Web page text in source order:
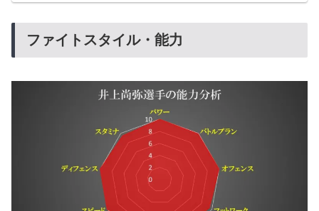
気、入場の演出、そしてゴングが鳴るまでの張り詰めた空
ファイトスタイル・能力